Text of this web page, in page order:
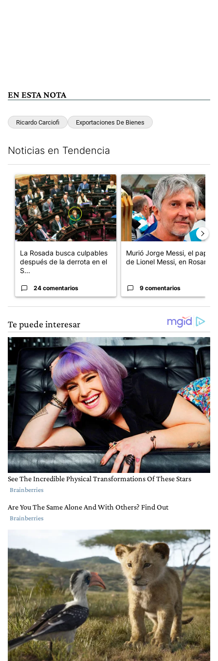
EN ESTA NOTA
Ricardo Carciofi Exportaciones De Bienes
Noticias en Tendencia
Un artículo de tendencia con el título "La Rosada busca
La Rosada busca culpables
después de la derrota en el
S...
24 comentarios
Un artículo de tendencia con
Murió Jorge Messi, el papá
de Lionel Messi, en Rosario
9 comentarios